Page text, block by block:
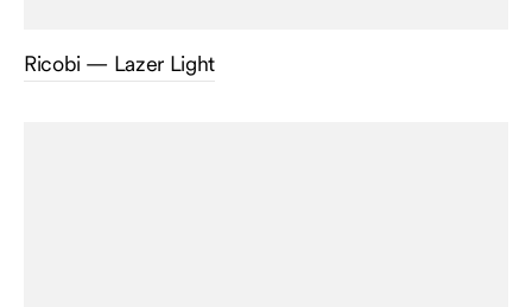
Ricobi — Lazer Light